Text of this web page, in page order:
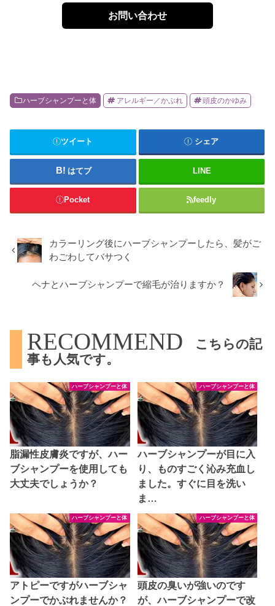
お問い合わせ
ハーブシャンプーと体 アレルギー／かぶれ 頭皮のかゆみ
ツイート シェア
はてブ LINE
Pocket feedly
カラーリング後にハーブシャンプーしたら、髪がご
わごわしてバサつく
ヘナとハーブシャンプーで縮毛が治りますか？
RECOMMEND
こちらの記
事も人気です。
ハーブシャンプーと体
脂漏性皮膚炎ですが、ハー
ブシャンプーを使用しても
大丈夫でしょうか？
ハーブシャンプーと体
ハーブシャンプーが目に入
り、ものすごく沁み充血し
ました。すぐに目を洗い
ま…
ハーブシャンプーと体
アトピーですがハーブシャ
ンプーでかぶれませんか？
ハーブシャンプーと体
頭皮の臭いが強いのです
が、ハーブシャンプーで改